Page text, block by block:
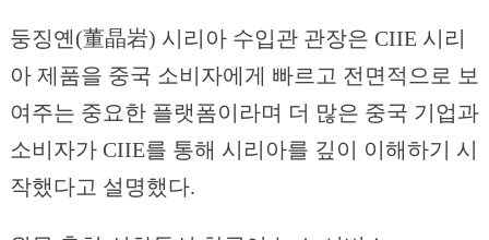
둥징옌(董晶岩) 시리아 수입관 관장은 CIIE 시리
아 제품을 중국 소비자에게 빠르고 전면적으로 보
여주는 중요한 플랫폼이라며 더 많은 중국 기업과
소비자가 CIIE를 통해 시리아를 깊이 이해하기 시
작했다고 설명했다.